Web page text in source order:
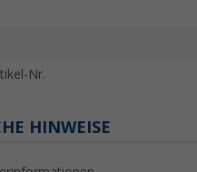
Nr.
HINWEISE